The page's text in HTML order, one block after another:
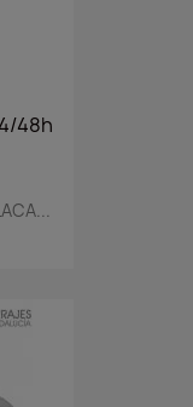
48h